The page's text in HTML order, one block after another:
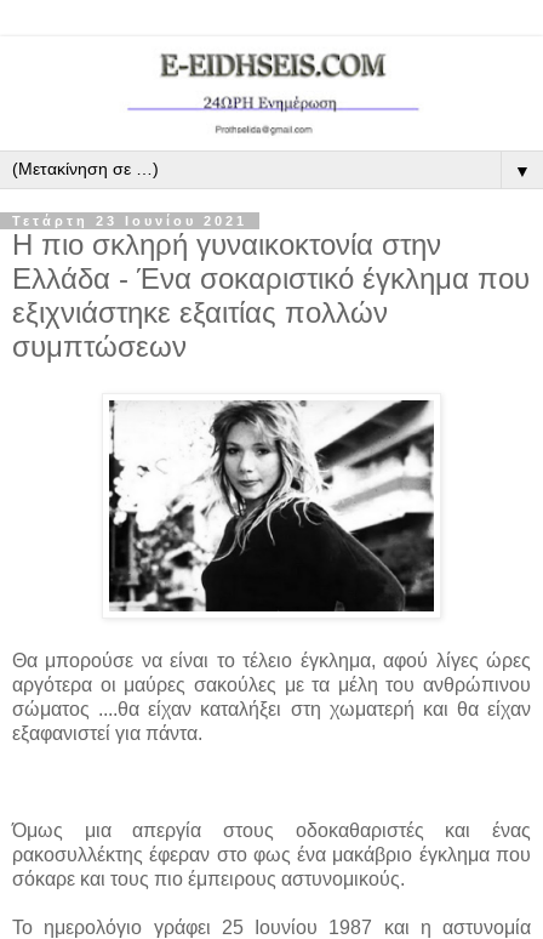
▼
Τετάρτη 23 Ιουνίου 2021
Η πιο σκληρή γυναικοκτονία στην
Ελλάδα - Ένα σοκαριστικό έγκλημα που
εξιχνιάστηκε εξαιτίας πολλών
συμπτώσεων
Θα μπορούσε να είναι το τέλειο έγκλημα, αφού λίγες ώρες
αργότερα οι μαύρες σακούλες με τα μέλη του ανθρώπινου
σώματος ....θα είχαν καταλήξει στη χωματερή και θα είχαν
εξαφανιστεί για πάντα.
Όμως μια απεργία στους οδοκαθαριστές και ένας
ρακοσυλλέκτης έφεραν στο φως ένα μακάβριο έγκλημα που
σόκαρε και τους πιο έμπειρους αστυνομικούς.
Το ημερολόγιο γράφει 25 Ιουνίου 1987 και η αστυνομία